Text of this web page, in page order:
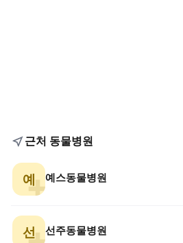
근처 동물병원
예 예스동물병원
선 선주동물병원